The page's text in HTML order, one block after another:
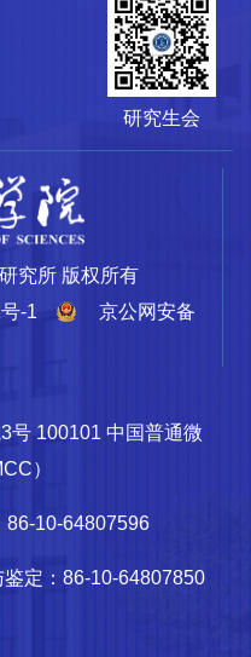
研究生会
究所 版权所有
-1
京公网安备
号 100101 中国普通微
）
86-10-64807596
定：86-10-64807850